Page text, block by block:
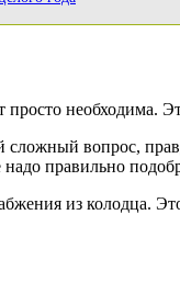
необходима.
вопрос,
правильно
из колодца.